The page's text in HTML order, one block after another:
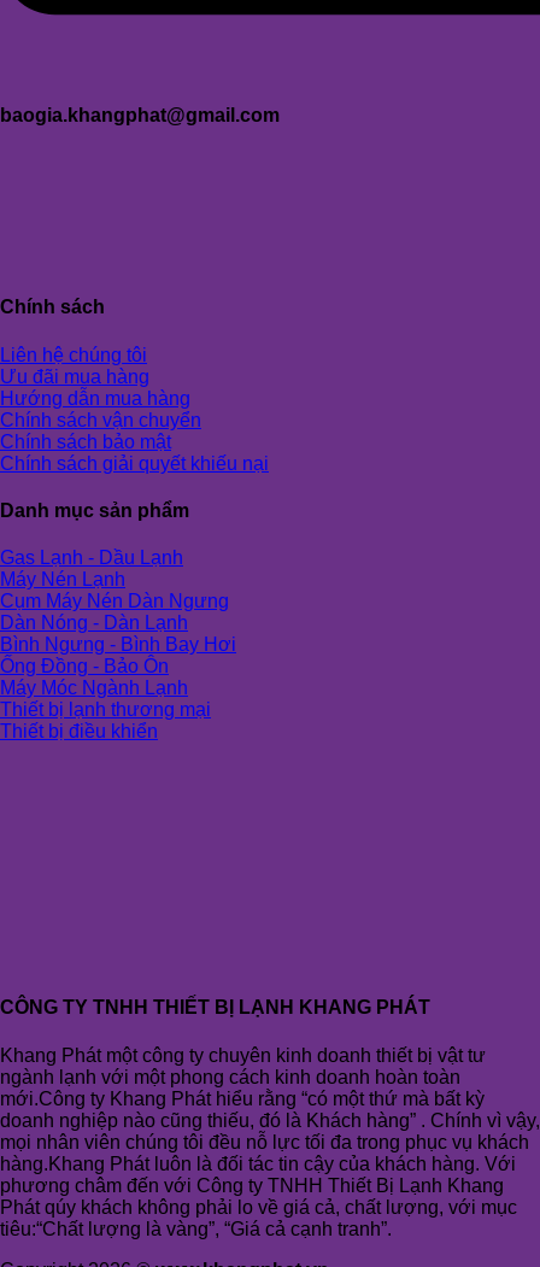
baogia.khangphat@gmail.com
Chính sách
Liên hệ chúng tôi
Ưu đãi mua hàng
Hướng dẫn mua hàng
Chính sách vận chuyển
Chính sách bảo mật
Chính sách giải quyết khiếu nại
Danh mục sản phẩm
Gas Lạnh - Dầu Lạnh
Máy Nén Lạnh
Cụm Máy Nén Dàn Ngưng
Dàn Nóng - Dàn Lạnh
Bình Ngưng - Bình Bay Hơi
Ống Đồng - Bảo Ôn
Máy Móc Ngành Lạnh
Thiết bị lạnh thương mại
Thiết bị điều khiển
CÔNG TY TNHH THIẾT BỊ LẠNH KHANG PHÁT
Khang Phát một công ty chuyên kinh doanh thiết bị vật tư
ngành lạnh với một phong cách kinh doanh hoàn toàn
mới.Công ty Khang Phát hiểu rằng “có một thứ mà bất kỳ
doanh nghiệp nào cũng thiếu, đó là Khách hàng” . Chính vì vậy,
mọi nhân viên chúng tôi đều nỗ lực tối đa trong phục vụ khách
hàng.Khang Phát luôn là đối tác tin cậy của khách hàng. Với
phương châm đến với Công ty TNHH Thiết Bị Lạnh Khang
Phát qúy khách không phải lo về giá cả, chất lượng, với mục
tiêu:“Chất lượng là vàng”, “Giá cả cạnh tranh”.